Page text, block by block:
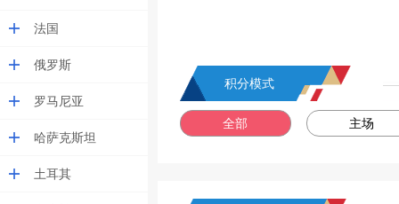
法国
俄罗斯
罗马尼亚
哈萨克斯坦
土耳其
积分模式
全部 主场